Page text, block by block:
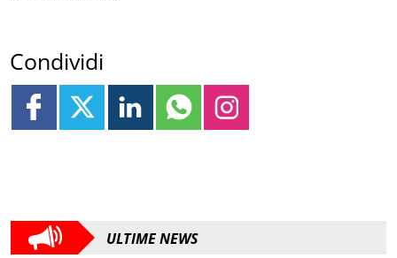
Condividi
ULTIME NEWS